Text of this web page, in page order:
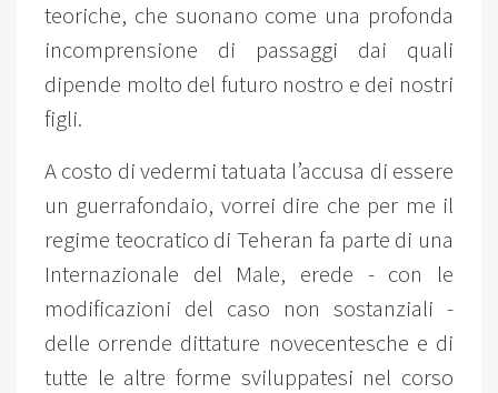
teoriche, che suonano come una profonda
incomprensione di passaggi dai quali
dipende molto del futuro nostro e dei nostri
figli.
A costo di vedermi tatuata l’accusa di essere
un guerrafondaio, vorrei dire che per me il
regime teocratico di Teheran fa parte di una
Internazionale del Male, erede - con le
modificazioni del caso non sostanziali -
delle orrende dittature novecentesche e di
tutte le altre forme sviluppatesi nel corso